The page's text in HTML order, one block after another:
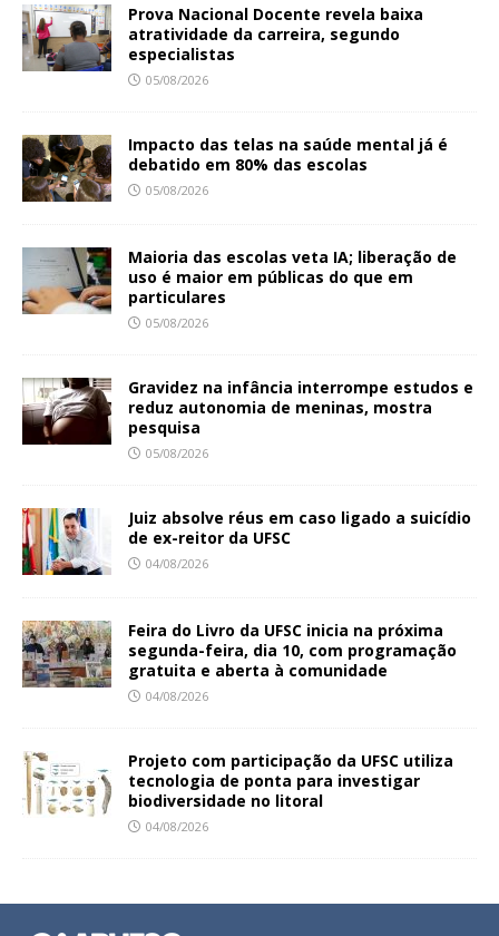
Prova Nacional Docente revela baixa
atratividade da carreira, segundo
especialistas
05/08/2026
Impacto das telas na saúde mental já é
debatido em 80% das escolas
05/08/2026
Maioria das escolas veta IA; liberação de
uso é maior em públicas do que em
particulares
05/08/2026
Gravidez na infância interrompe estudos e
reduz autonomia de meninas, mostra
pesquisa
05/08/2026
Juiz absolve réus em caso ligado a suicídio
de ex-reitor da UFSC
04/08/2026
Feira do Livro da UFSC inicia na próxima
segunda-feira, dia 10, com programação
gratuita e aberta à comunidade
04/08/2026
Projeto com participação da UFSC utiliza
tecnologia de ponta para investigar
biodiversidade no litoral
04/08/2026